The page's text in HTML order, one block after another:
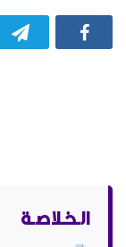
الـخـلاصـة